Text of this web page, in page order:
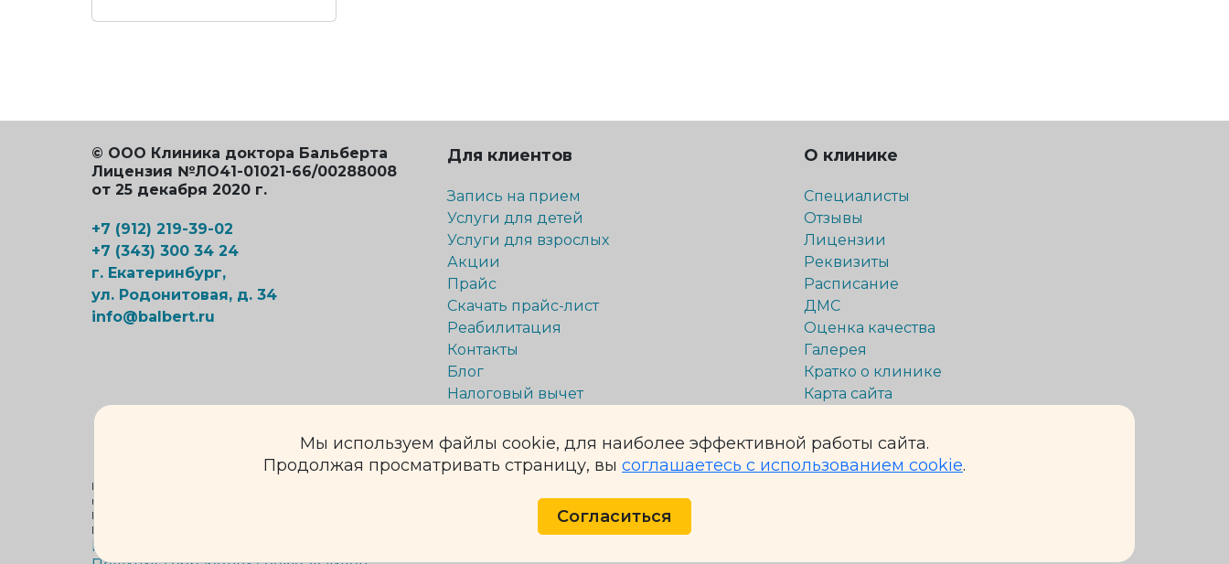
Мы используем файлы cookie, для наиболее эффективной работы сайта.
Продолжая просматривать страницу, вы соглашаетесь с использованием cookie.
Согласиться
© ООО Клиника доктора Бальберта
Лицензия №ЛО41-01021-66/00288008
от 25 декабря 2020 г.
+7 (912) 219-39-02
+7 (343) 300 34 24
г. Екатеринбург,
ул. Родонитовая, д. 34
info@balbert.ru
Для клиентов
Запись на прием
Услуги для детей
Услуги для взрослых
Акции
Прайс
Скачать прайс-лист
Реабилитация
Контакты
Блог
Налоговый вычет
О клинике
Специалисты
Отзывы
Лицензии
Реквизиты
Расписание
ДМС
Оценка качества
Галерея
Кратко о клинике
Карта сайта
Информация на сайте не является публичной офертой. Обращаем Ваше внимание на то, что данный интернет-сайт носит исключительно информационный характер и ни при
каких условиях не является публичной офертой, определяемой положениями ч. 2 ст. 437 Гражданского кодекса Российской Федерации.
Подробную информацию о стоимости и сроках выполнения услуг уточняйте у администраторов.
Внимание! Имеются противопоказания. Необходима консультация специалиста.
Политика конфиденциальности